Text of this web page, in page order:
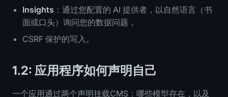
Insights ：通过您配置的 AI 提供者，以自然语言（书
面或口头）询问您的数据问题，
CSRF 保护的写入。
1.2: 应用程序如何声明自己
一个应用通过两个声明挂载CMS：哪些模型存在，以及